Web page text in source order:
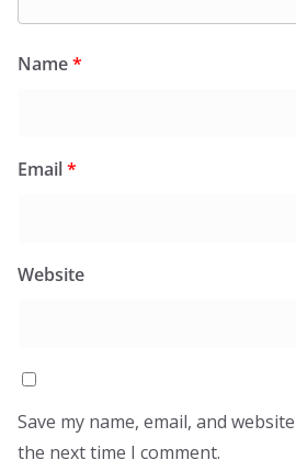
Name*
Email*
Website
Save my name, email, and
the next time I comment.